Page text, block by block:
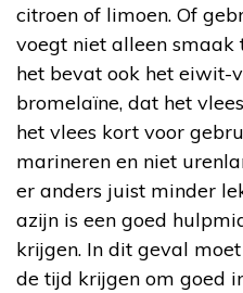
citroen of limoen. Of
voegt niet alleen smaak
het bevat ook het eiwit-
bromelaïne, dat het
het vlees kort voor
marineren en niet
er anders juist minder
azijn is een goed
krijgen. In dit geval
de tijd krijgen om goed